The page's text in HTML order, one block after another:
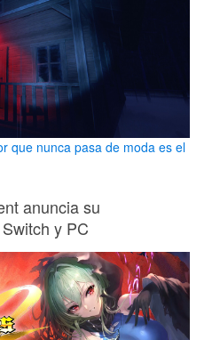
que nunca pasa de moda es el
anuncia su
y PC